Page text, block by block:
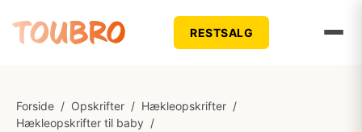
RESTSALG
Forside / Opskrifter / Hækleopskrifter /
Hækleopskrifter til baby /